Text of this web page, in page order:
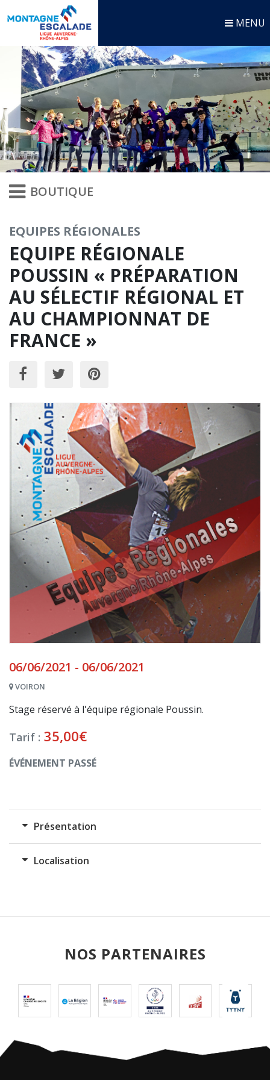
MENU
BOUTIQUE
EQUIPES RÉGIONALES
EQUIPE RÉGIONALE
POUSSIN « PRÉPARATION
AU SÉLECTIF RÉGIONAL ET
AU CHAMPIONNAT DE
FRANCE »
06/06/2021 - 06/06/2021
VOIRON
Stage réservé à l'équipe régionale Poussin.
Tarif : 35,00€
ÉVÉNEMENT PASSÉ
Présentation
Localisation
NOS PARTENAIRES